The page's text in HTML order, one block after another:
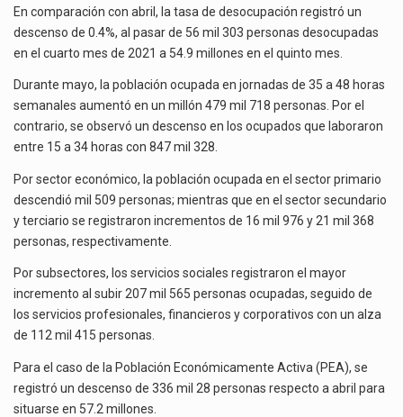
El Departamento de Agricultura de Estados Unidos (USDA) suspendió el 5 de agosto de 2026…
En comparación con abril, la tasa de desocupación registró un
descenso de 0.4%, al pasar de 56 mil 303 personas desocupadas
en el cuarto mes de 2021 a 54.9 millones en el quinto mes.
Durante mayo, la población ocupada en jornadas de 35 a 48 horas
semanales aumentó en un millón 479 mil 718 personas. Por el
contrario, se observó un descenso en los ocupados que laboraron
entre 15 a 34 horas con 847 mil 328.
Por sector económico, la población ocupada en el sector primario
descendió mil 509 personas; mientras que en el sector secundario
y terciario se registraron incrementos de 16 mil 976 y 21 mil 368
personas, respectivamente.
Por subsectores, los servicios sociales registraron el mayor
incremento al subir 207 mil 565 personas ocupadas, seguido de
los servicios profesionales, financieros y corporativos con un alza
de 112 mil 415 personas.
Para el caso de la Población Económicamente Activa (PEA), se
registró un descenso de 336 mil 28 personas respecto a abril para
situarse en 57.2 millones.